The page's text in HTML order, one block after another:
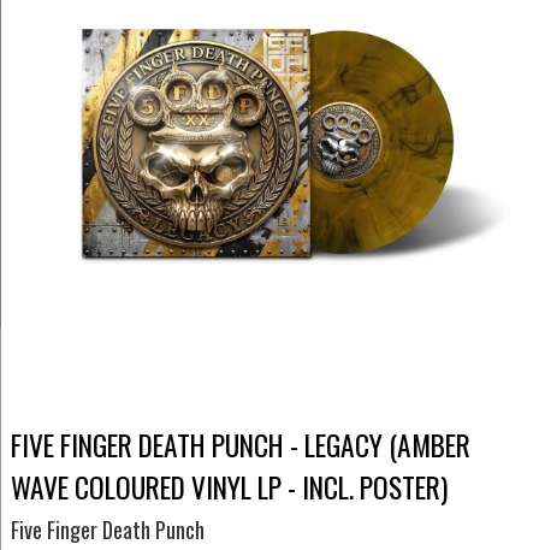
FIVE FINGER DEATH PUNCH - LEGACY (AMBER
WAVE COLOURED VINYL LP - INCL. POSTER)
Five Finger Death Punch